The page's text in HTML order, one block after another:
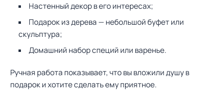
Настенный декор в его интересах;
Подарок из дерева — небольшой буфет или
скульптура;
Домашний набор специй или варенье.
Ручная работа показывает, что вы вложили душу в
подарок и хотите сделать ему приятное.
Н
а